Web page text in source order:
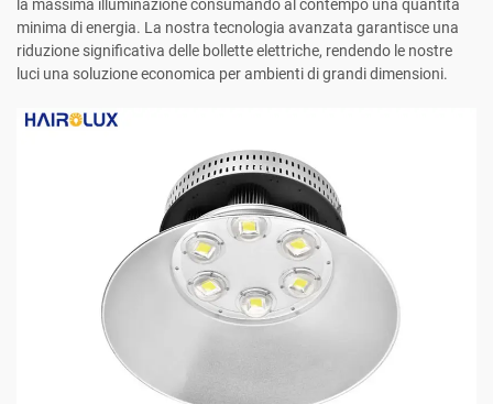
la massima illuminazione consumando al contempo una quantità
minima di energia. La nostra tecnologia avanzata garantisce una
riduzione significativa delle bollette elettriche, rendendo le nostre
luci una soluzione economica per ambienti di grandi dimensioni.